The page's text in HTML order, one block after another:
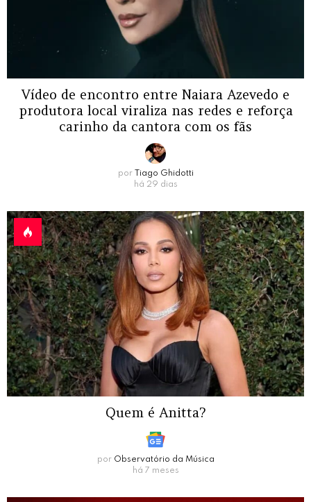
Vídeo de encontro entre Naiara Azevedo e
produtora local viraliza nas redes e reforça
carinho da cantora com os fãs
por
Tiago Ghidotti
há 29 dias
Quem é Anitta?
por Observatório da Música
há 7 meses